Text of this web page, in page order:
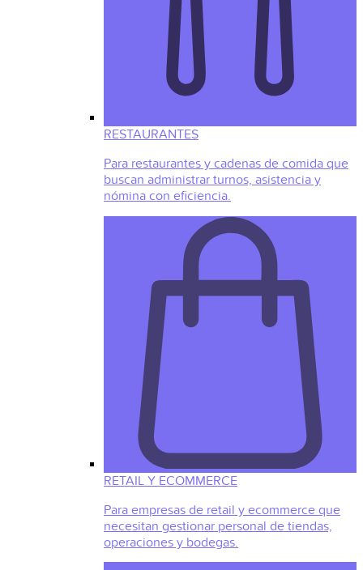
RESTAURANTES
Para restaurantes y cadenas de comida que
buscan administrar turnos, asistencia y
nómina con eficiencia.
RETAIL Y ECOMMERCE
Para empresas de retail y ecommerce que
necesitan gestionar personal de tiendas,
operaciones y bodegas.